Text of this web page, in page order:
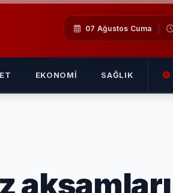
07 Ağustos Cuma
EKONOMI SAĞLIK
akşamları